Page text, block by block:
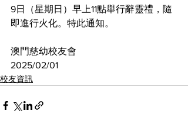
9日（星期日）早上11點舉行辭靈禮，隨
即進行火化。特此通知。
澳門慈幼校友會
2025/02/01
校友資訊